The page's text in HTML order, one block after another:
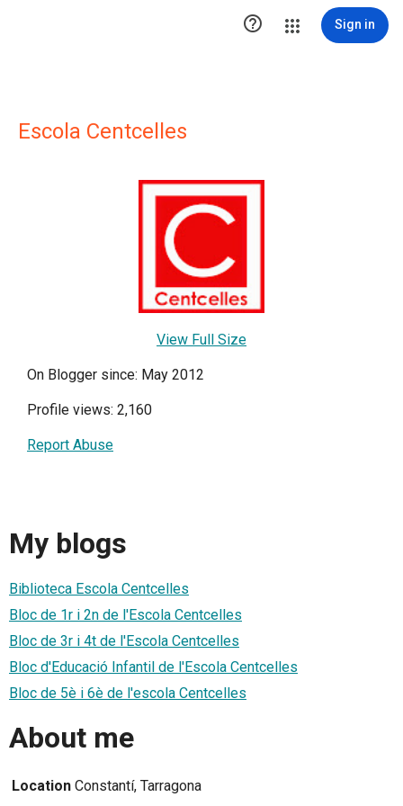
 Sign in
Escola Centcelles
View Full Size
On Blogger since: May 2012
Profile views: 2,160
Report Abuse
My blogs
Biblioteca Escola Centcelles
Bloc de 1r i 2n de l'Escola Centcelles
Bloc de 3r i 4t de l'Escola Centcelles
Bloc d'Educació Infantil de l'Escola Centcelles
Bloc de 5è i 6è de l'escola Centcelles
About me
Location Constantí, Tarragona